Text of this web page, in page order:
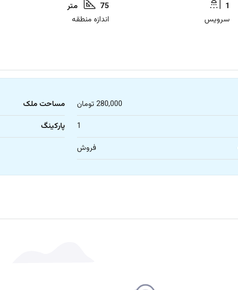
1
سرویس
75 متر
اندازه منطقه
280,000 تومان مساحت ملک
1 پارکینگ
فروش